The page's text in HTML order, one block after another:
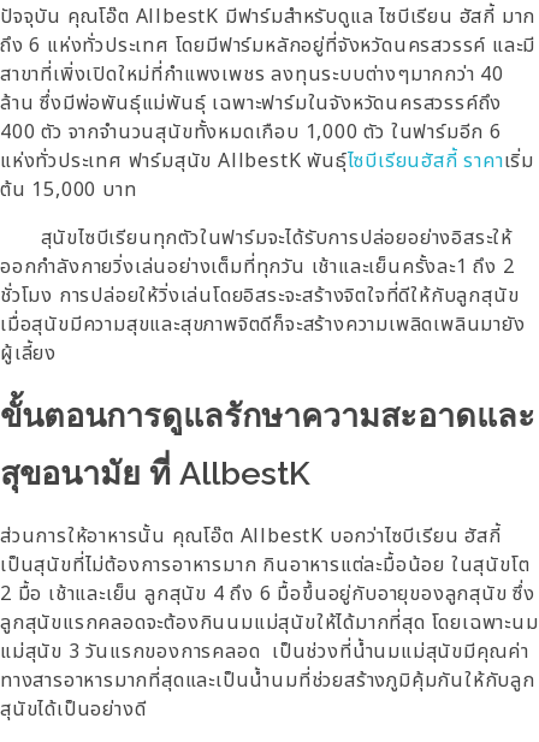
ปัจจุบัน คุณโอ๊ต AllbestK มีฟาร์มสำหรับดูแล ไซบีเรียน ฮัสกี้ มาก
ถึง 6 แห่งทั่วประเทศ โดยมีฟาร์มหลักอยู่ที่จังหวัดนครสวรรค์ และมี
สาขาที่เพิ่งเปิดใหม่ที่กำแพงเพชร ลงทุนระบบต่างๆมากกว่า 40
ล้าน ซึ่งมีพ่อพันธุ์แม่พันธุ์ เฉพาะฟาร์มในจังหวัดนครสวรรค์ถึง
400 ตัว จากจำนวนสุนัขทั้งหมดเกือบ 1,000 ตัว ในฟาร์มอีก 6
แห่งทั่วประเทศ ฟาร์มสุนัข AllbestK พันธุ์ไซบีเรียนฮัสกี้ ราคาเริ่ม
ต้น 15,000 บาท
สุนัขไซบีเรียนทุกตัวในฟาร์มจะได้รับการปล่อยอย่างอิสระให้
ออกกำลังกายวิ่งเล่นอย่างเต็มที่ทุกวัน เช้าและเย็นครั้งละ1 ถึง 2
ชั่วโมง การปล่อยให้วิ่งเล่นโดยอิสระจะสร้างจิตใจที่ดีให้กับลูกสุนัข
เมื่อสุนัขมีความสุขและสุขภาพจิตดีก็จะสร้างความเพลิดเพลินมายัง
ผู้เลี้ยง
ขั้นตอนการดูแลรักษาความสะอาดและ
สุขอนามัย ที่ AllbestK
ส่วนการให้อาหารนั้น คุณโอ๊ต AllbestK บอกว่าไซบีเรียน ฮัสกี้
เป็นสุนัขที่ไม่ต้องการอาหารมาก กินอาหารแต่ละมื้อน้อย ในสุนัขโต
2 มื้อ เช้าและเย็น ลูกสุนัข 4 ถึง 6 มื้อขึ้นอยู่กับอายุของลูกสุนัข ซึ่ง
ลูกสุนัขแรกคลอดจะต้องกินนมแม่สุนัขให้ได้มากที่สุด โดยเฉพาะนม
แม่สุนัข 3 วันแรกของการคลอด เป็นช่วงที่น้ำนมแม่สุนัขมีคุณค่า
ทางสารอาหารมากที่สุดและเป็นน้ำนมที่ช่วยสร้างภูมิคุ้มกันให้กับลูก
สุนัขได้เป็นอย่างดี